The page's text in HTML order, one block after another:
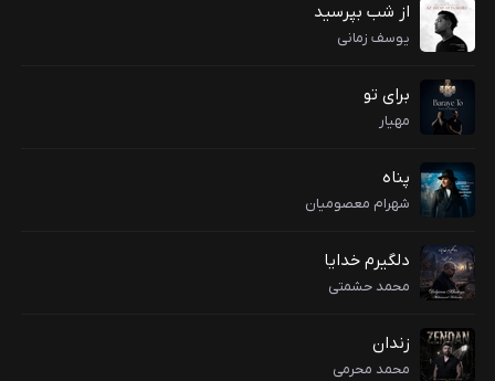
از شب بپرسید
یوسف زمانی
برای تو
مهیار
پناه
شهرام معصومیان
دلگیرم خدایا
محمد حشمتی
زندان
محمد محرمی